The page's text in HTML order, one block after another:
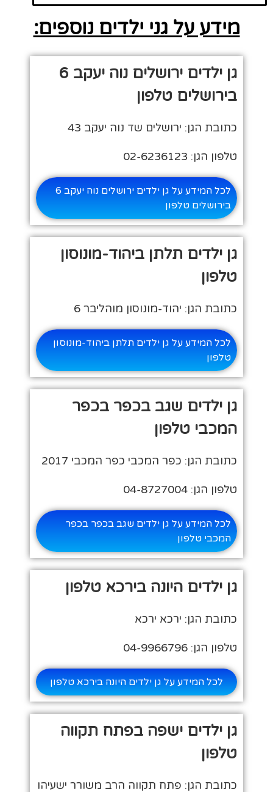
מידע על גני ילדים נוספים:
גן ילדים ירושלים נוה יעקב 6
בירושלים טלפון
כתובת הגן: ירושלים שד נוה יעקב 43
טלפון הגן: 02-6236123
לכל המידע על גן ילדים ירושלים נוה יעקב 6
בירושלים טלפון
גן ילדים תלתן ביהוד-מונוסון
טלפון
כתובת הגן: יהוד-מונוסון מוהליבר 6
לכל המידע על גן ילדים תלתן ביהוד-מונוסון
טלפון
גן ילדים שגב בכפר בכפר
המכבי טלפון
כתובת הגן: כפר המכבי כפר המכבי 2017
טלפון הגן: 04-8727004
לכל המידע על גן ילדים שגב בכפר בכפר
המכבי טלפון
גן ילדים היונה בירכא טלפון
כתובת הגן: ירכא ירכא
טלפון הגן: 04-9966796
לכל המידע על גן ילדים היונה בירכא טלפון
גן ילדים ישפה בפתח תקווה
טלפון
כתובת הגן: פתח תקווה הרב משורר ישעיהו